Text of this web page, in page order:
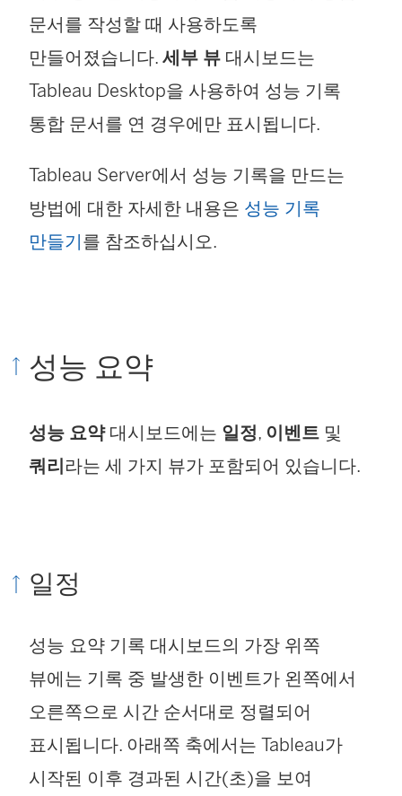
문서를 작성할 때 사용하도록
만들어졌습니다. 세부 뷰 대시보드는
Tableau Desktop을 사용하여 성능 기록
통합 문서를 연 경우에만 표시됩니다.
Tableau Server에서 성능 기록을 만드는
방법에 대한 자세한 내용은 성능 기록
만들기를 참조하십시오.
성능 요약
성능 요약대시보드에는 일정, 이벤트 및
쿼리라는 세 가지 뷰가 포함되어 있습니다.
일정
성능 요약 기록 대시보드의 가장 위쪽
뷰에는 기록 중 발생한 이벤트가 왼쪽에서
오른쪽으로 시간 순서대로 정렬되어
표시됩니다. 아래쪽 축에서는 Tableau가
시작된 이후 경과된 시간(초)을 보여